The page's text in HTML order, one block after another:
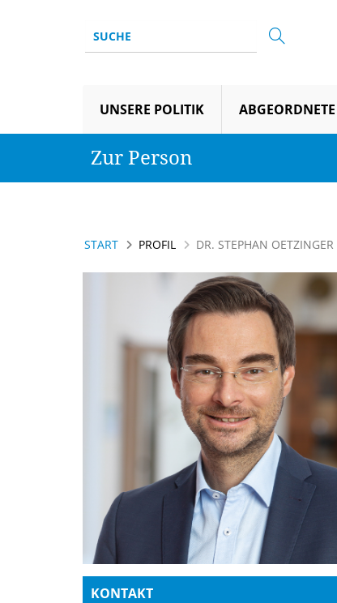
UNSERE POLITIK ABGEORDNETE
Zur Person
START PROFIL DR. STEPHAN OETZINGER
KONTAKT